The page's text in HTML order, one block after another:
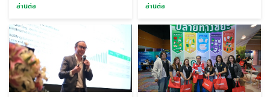
อ่านต่อ
รีไซเคิลได้ เปลี่ยนเป็นเชื้อเพลิง
ทดแทน
อ่านต่อ